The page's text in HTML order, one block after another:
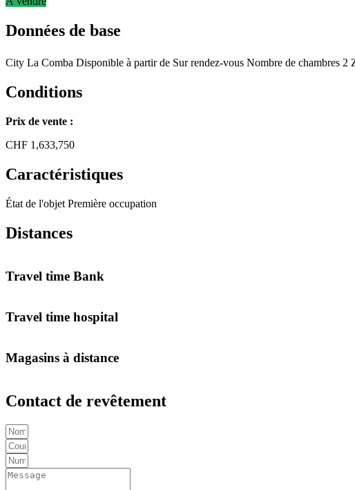
Données de base
City La Comba Disponible à partir de Sur rendez-vous Nombre de chambres 2
Conditions
Prix de vente :
CHF 1,633,750
Caractéristiques
État de l'objet Première occupation
Distances
Travel time Bank
Travel time hospital
Magasins à distance
Contact de revêtement